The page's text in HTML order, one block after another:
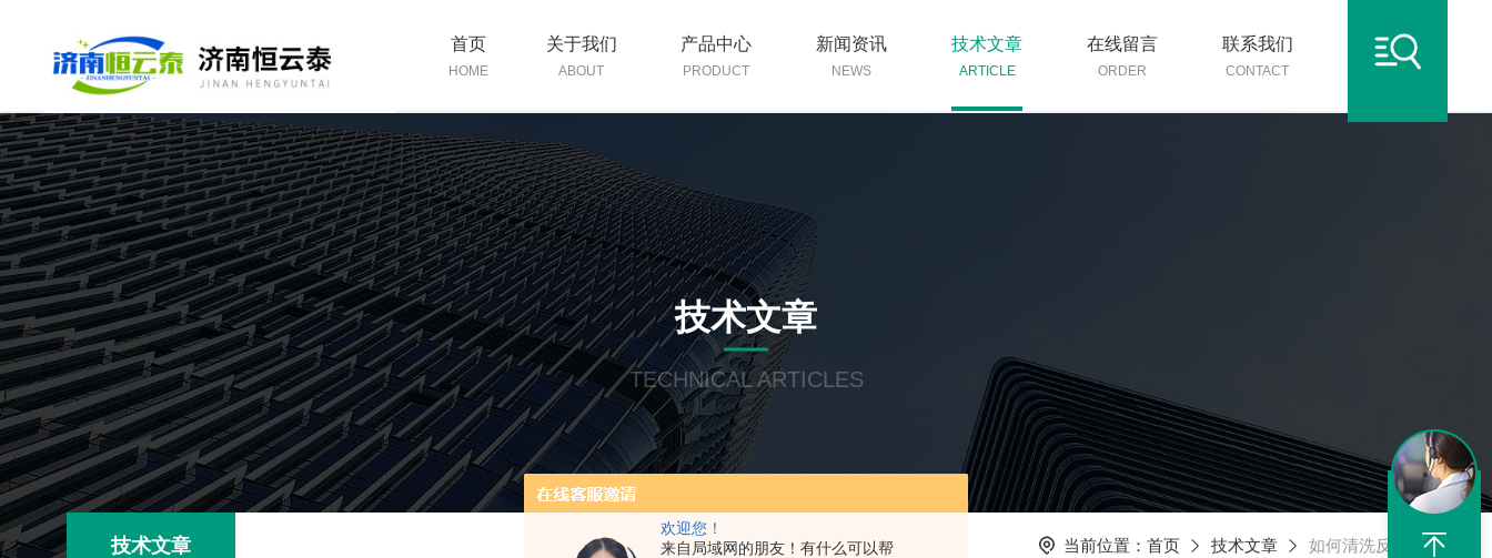
欢迎您！
来自局域网的朋友！有什么可以帮
首页
HOME
关于我们
ABOUT
产品中心
PRODUCT
新闻资讯
NEWS
技术文章
ARTICLE
在线留言
ORDER
联系我们
CONTACT
技术文章
TECHNICAL ARTICLES
技术文章 当前位置： 首页 技术文章 如何清洗反应釜